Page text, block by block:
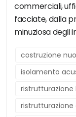
commerciali,
facciate, dalla
minuziosa degli
costruzione
isolamento
ristrutturazione
ristrutturazione